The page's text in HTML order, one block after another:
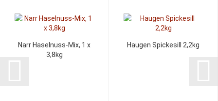
Narr Haselnuss-Mix, 1 x
3,8kg
Haugen Spickesill 2,2kg